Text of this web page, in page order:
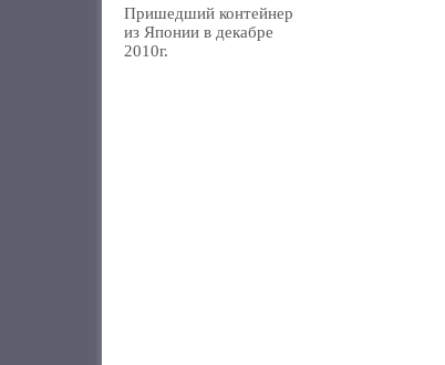
Пришедший контейнер
из Японии в декабре
2010г.